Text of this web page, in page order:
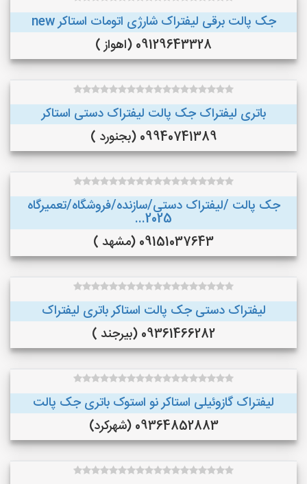
جک پالت برقی لیفتراک شارژی اتومات استاکر new
09129643328 (اهواز )
باتری لیفتراک جک پالت لیفتراک دستی استاکر
09940741389 (بجنورد )
جک پالت /لیفتراک دستی/سازنده/فروشگاه/تعمیرگاه
2025...
09151037643 (مشهد )
لیفتراک دستی جک پالت استاکر باتری لیفتراک
09361466282 (بیرجند )
لیفتراک گازوئیلی استاکر نو استوک باتری جک پالت
09364852883 (شهرکرد)